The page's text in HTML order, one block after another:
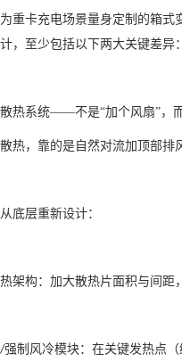
重卡充电场景量身定制的箱式
，至少包括以下两大关键差异：
热系统——不是“加个风扇”，
热，靠的是自然对流加顶部排
底层重新设计：
架构：加大散热片面积与间距
/强制风冷模块：在关键发热点